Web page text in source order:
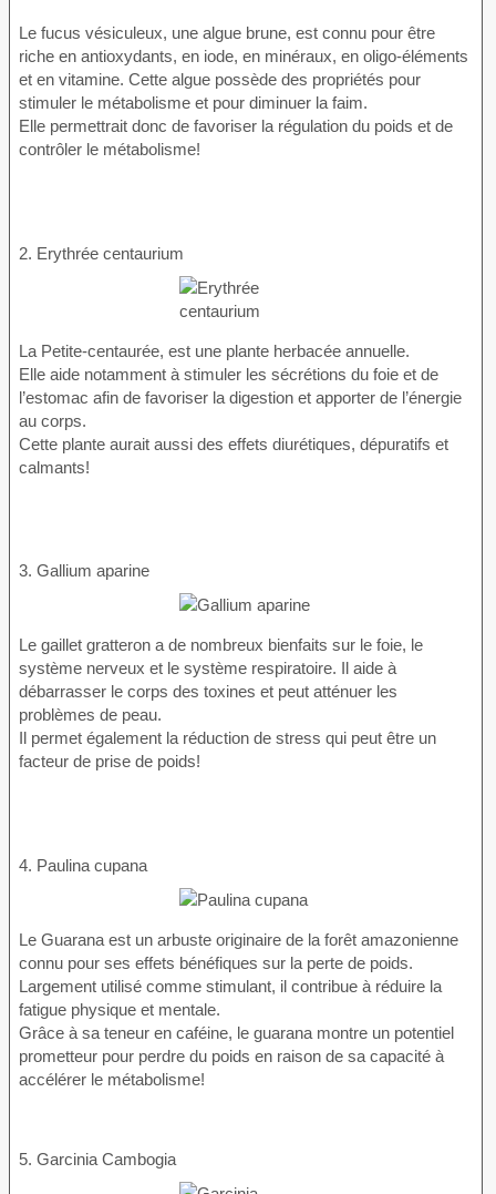
Le fucus vésiculeux, une algue brune, est connu pour être
riche en antioxydants, en iode, en minéraux, en oligo-éléments
et en vitamine. Cette algue possède des propriétés pour
stimuler le métabolisme et pour diminuer la faim.
Elle permettrait donc de favoriser la régulation du poids et de
contrôler le métabolisme!
2. Erythrée centaurium
La Petite-centaurée, est une plante herbacée annuelle.
Elle aide notamment à stimuler les sécrétions du foie et de
l’estomac afin de favoriser la digestion et apporter de l’énergie
au corps.
Cette plante aurait aussi des effets diurétiques, dépuratifs et
calmants!
3. Gallium aparine
Le gaillet gratteron a de nombreux bienfaits sur le foie, le
système nerveux et le système respiratoire. Il aide à
débarrasser le corps des toxines et peut atténuer les
problèmes de peau.
Il permet également la réduction de stress qui peut être un
facteur de prise de poids!
4. Paulina cupana
Le Guarana est un arbuste originaire de la forêt amazonienne
connu pour ses effets bénéfiques sur la perte de poids.
Largement utilisé comme stimulant, il contribue à réduire la
fatigue physique et mentale.
Grâce à sa teneur en caféine, le guarana montre un potentiel
prometteur pour perdre du poids en raison de sa capacité à
accélérer le métabolisme!
5. Garcinia Cambogia